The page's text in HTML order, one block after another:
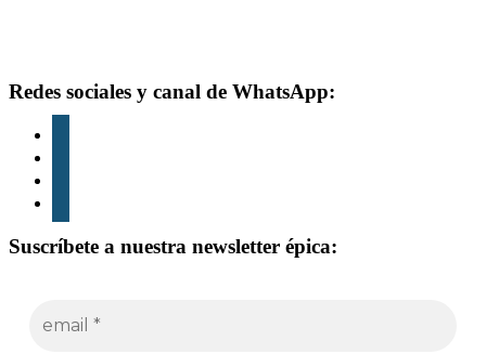
Footer
Redes sociales y canal de WhatsApp:
Suscríbete a nuestra newsletter épica: